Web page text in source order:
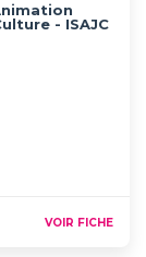
- ISAJC
VOIR FICHE